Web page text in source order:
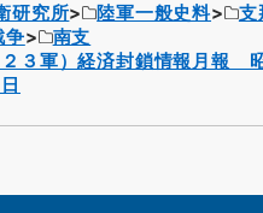
研究所 陸軍一般史料
支
争
南支
３軍）経済封鎖情報月報